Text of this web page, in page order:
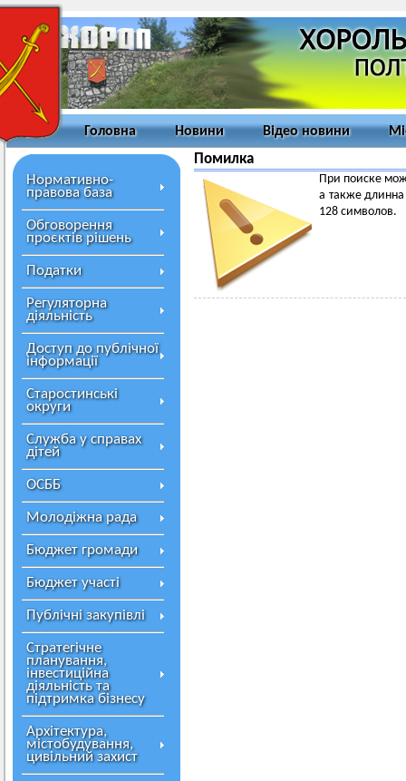
Головна Новини Відео новини
Нормативно-
правова база
Обговорення
проєктів рішень
Податки
Регуляторна
діяльність
Доступ до публічної
інформації
Старостинські
округи
Служба у справах
дітей
ОСББ
Молодіжна рада
Бюджет громади
Бюджет участі
Публічні закупівлі
Стратегічне
планування,
інвестиційна
діяльність та
підтримка бізнесу
Архітектура,
містобудування,
цивільний захист
Помилка
При поиске
а также длинна
128 символов.